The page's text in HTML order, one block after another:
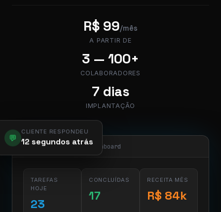
R$ 99/mês
A PARTIR DE
3 — 100+
COLABORADORES
7 dias
IMPLANTAÇÃO
💬
CLIENTE RESPONDEU
12 segundos atrás
app.pier.mobi/dashboard
TAREFAS
HOJE
23
CONCLUÍDAS
17
RECEITA MÊS
R$ 84k